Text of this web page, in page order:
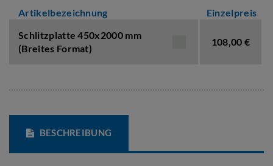
Artikelbezeichnung
Einzelpreis
Schlitzplatte 450x2000 mm
(Breites Format)
108,00 €
BESCHREIBUNG